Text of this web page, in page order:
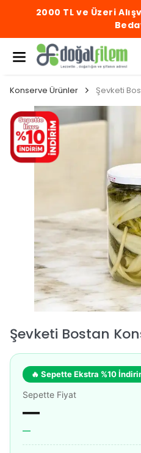
2000 TL ve Üzeri
Konserve Ürünler Şevketi
Şevketi Bostan
🔥 Sepette Ekstra %10
Sepette Fiyat
—
—